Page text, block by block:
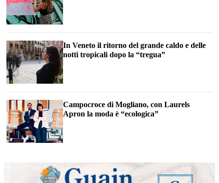
In Veneto il ritorno del grande caldo e delle
notti tropicali dopo la “tregua”
Campocroce di Mogliano, con Laurels
Apron la moda è “ecologica”